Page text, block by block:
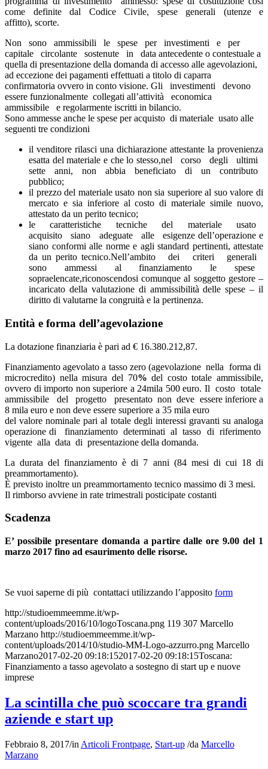
come definite dal Codice Civile, spese generali (utenze e
affitto), scorte.
Non sono ammissibili le spese per investimenti e per
capitale circolante sostenute in data antecedente o contestuale a
quella di presentazione della domanda di accesso alle agevolazioni,
ad eccezione dei pagamenti effettuati a titolo di caparra
confirmatoria ovvero in conto visione. Gli investimenti devono
essere funzionalmente collegati all’attività economica
ammissibile e regolarmente iscritti in bilancio.
Sono ammesse anche le spese per acquisto di materiale usato alle
seguenti tre condizioni
il venditore rilasci una dichiarazione attestante la provenienza
esatta del materiale e che lo stesso,nel corso degli ultimi
sette anni, non abbia beneficiato di un contributo
pubblico;
il prezzo del materiale usato non sia superiore al suo valore di
mercato e sia inferiore al costo di materiale simile nuovo,
attestato da un perito tecnico;
le caratteristiche tecniche del materiale usato
acquisito siano adeguate alle esigenze dell’operazione e
siano conformi alle norme e agli standard pertinenti, attestate
da un perito tecnico.Nell’ambito dei criteri generali
sono ammessi al finanziamento le spese
sopraelencate,riconoscendosi comunque al soggetto gestore –
incaricato della valutazione di ammissibilità delle spese – il
diritto di valutarne la congruità e la pertinenza.
Entità e forma dell’agevolazione
La dotazione finanziaria è pari ad € 16.380.212,87.
Finanziamento agevolato a tasso zero (agevolazione nella forma di
microcredito) nella misura del 70%del costo totale ammissibile,
ovvero di importo non superiore a 24mila 500 euro. Il costo totale
ammissibile del progetto presentato non deve essere inferiore a
8 mila euro e non deve essere superiore a 35 mila euro
del valore nominale pari al totale degli interessi gravanti su analoga
operazione di finanziamento determinati al tasso di riferimento
vigente alla data di presentazione della domanda.
La durata del finanziamento è di 7 anni (84 mesi di cui 18 di
preammortamento).
È previsto inoltre un preammortamento tecnico massimo di 3 mesi.
Il rimborso avviene in rate trimestrali posticipate costanti
Scadenza
E’ possibile presentare domanda a partire dalle ore 9.00 del 1
marzo 2017 fino ad esaurimento delle risorse.
Se vuoi saperne di più contattaci utilizzando l’apposito form
http://studioemmeemme.it/wp-
content/uploads/2016/10/logoToscana.png 119 307 Marcello
Marzano http://studioemmeemme.it/wp-
content/uploads/2014/10/studio-MM-Logo-azzurro.png Marcello
Marzano2017-02-20 09:18:152017-02-20 09:18:15Toscana:
Finanziamento a tasso agevolato a sostegno di start up e nuove
imprese
La scintilla che può scoccare tra grandi
aziende e start up
Febbraio 8, 2017/in Articoli Frontpage, Start-up /da Marcello
Marzano